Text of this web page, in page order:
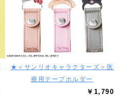
★＜サンリオキャラクターズ＞医
療用テープホルダー
￥1,790